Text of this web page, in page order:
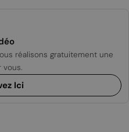
réalisons gratuitement une
vous.
Ici